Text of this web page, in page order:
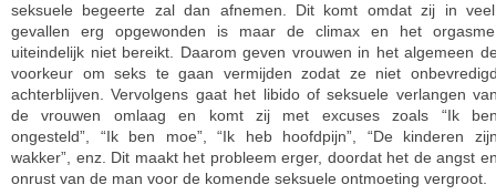
seksuele begeerte zal dan afnemen. Dit komt omdat zij in veel
gevallen erg opgewonden is maar de climax en het orgasme
uiteindelijk niet bereikt. Daarom geven vrouwen in het algemeen
voorkeur om seks te gaan vermijden zodat ze niet
achterblijven. Vervolgens gaat het libido of seksuele verlangen
de vrouwen omlaag en komt zij met excuses zoals “Ik
ongesteld”, “Ik ben moe”, “Ik heb hoofdpijn”, “De kinderen
wakker”, enz. Dit maakt het probleem erger, doordat het de angst
onrust van de man voor de komende seksuele ontmoeting vergroot.